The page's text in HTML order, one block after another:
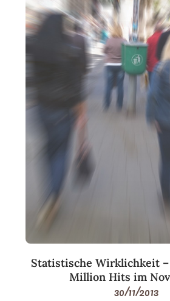
Statistische Wirklichkeit
Million Hits im
30/11/2013